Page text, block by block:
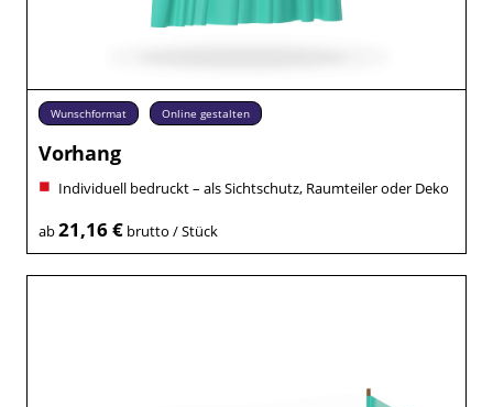
Wunschformat Online gestalten
Vorhang
Individuell bedruckt – als Sichtschutz, Raumteiler oder Deko
ab21,16 €brutto / Stück